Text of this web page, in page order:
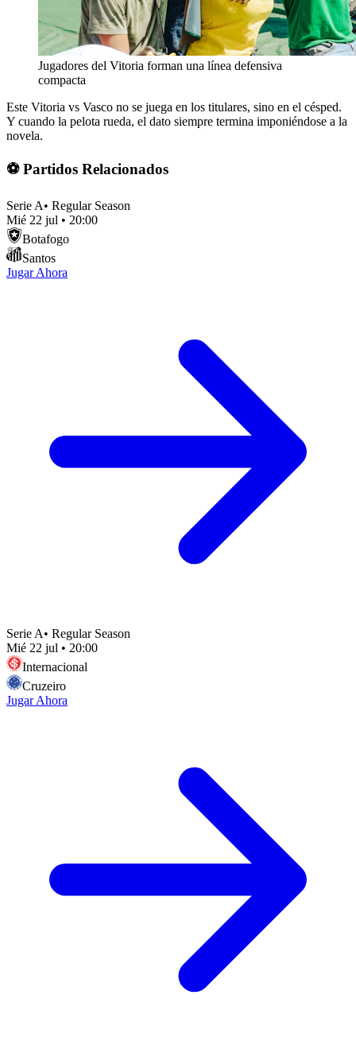
Jugadores del Vitoria forman una línea defensiva
compacta
Este Vitoria vs Vasco no se juega en los titulares, sino en el césped.
Y cuando la pelota rueda, el dato siempre termina imponiéndose a la
novela.
⚽ Partidos Relacionados
Serie A• Regular Season
Mié 22 jul • 20:00
Botafogo
Santos
Jugar Ahora
Serie A• Regular Season
Mié 22 jul • 20:00
Internacional
Cruzeiro
Jugar Ahora